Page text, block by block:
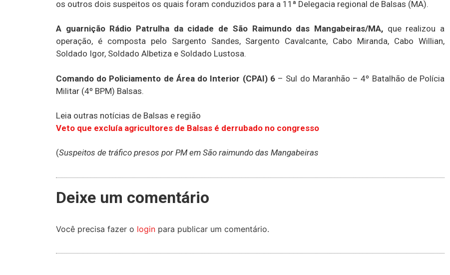
os outros dois suspeitos os quais foram conduzidos para a 11ª Delegacia regional de Balsas (MA).
A guarnição Rádio Patrulha da cidade de São Raimundo das Mangabeiras/MA,que realizou a
operação, é composta pelo Sargento Sandes, Sargento Cavalcante, Cabo Miranda, Cabo Willian,
Soldado Igor, Soldado Albetiza e Soldado Lustosa.
Comando do Policiamento de Área do Interior (CPAI) 6– Sul do Maranhão – 4º Batalhão de Polícia
Militar (4º BPM) Balsas.
Leia outras notícias de Balsas e região
Veto que excluía agricultores de Balsas é derrubado no congresso
(Suspeitos de tráfico presos por PM em São raimundo das Mangabeiras
Deixe um comentário
Você precisa fazer o login para publicar um comentário.